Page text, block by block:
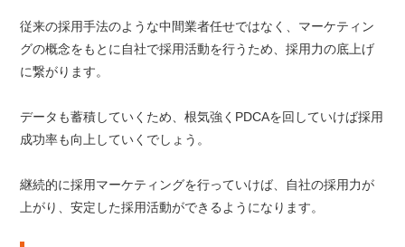
従来の採用手法のような中間業者任せではなく、マーケティン
グの概念をもとに自社で採用活動を行うため、採用力の底上げ
に繋がります。
データも蓄積していくため、根気強くPDCAを回していけば採用
成功率も向上していくでしょう。
継続的に採用マーケティングを行っていけば、自社の採用力が
上がり、安定した採用活動ができるようになります。